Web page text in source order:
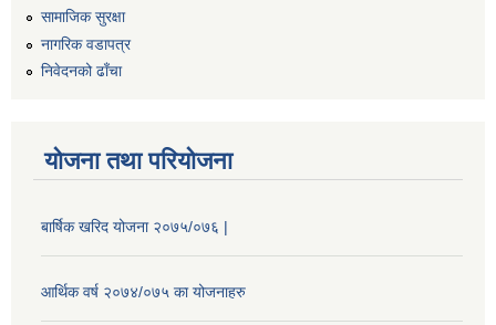
सामाजिक सुरक्षा
नागरिक वडापत्र
निवेदनको ढाँचा
योजना तथा परियोजना
बार्षिक खरिद योजना २०७५/०७६ |
आर्थिक वर्ष २०७४/०७५ का योजनाहरु